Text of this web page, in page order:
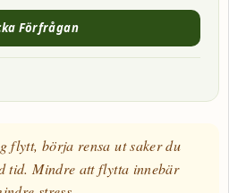
Förfrågan
flytt, börja rensa ut saker du
tid. Mindre att flytta innebär